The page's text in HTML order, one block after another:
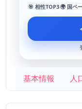
🎯 相性TOP3🌍 国ペ
基本情報 人